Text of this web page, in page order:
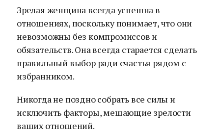
Зрелая женщина всегда успешна в
отношениях, поскольку понимает, что они
невозможны без компромиссов и
обязательств. Она всегда старается сделать
правильный выбор ради счастья рядом с
избранником.
Никогда не поздно собрать все силы и
исключить факторы, мешающие зрелости
ваших отношений.